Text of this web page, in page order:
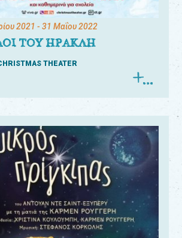
2021 - 31 Μαΐου 2022
ΤΟΥ ΗΡΑΚΛΗ
THEATER